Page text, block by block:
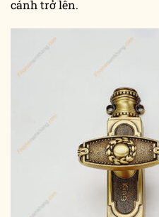
cánh trở lên.